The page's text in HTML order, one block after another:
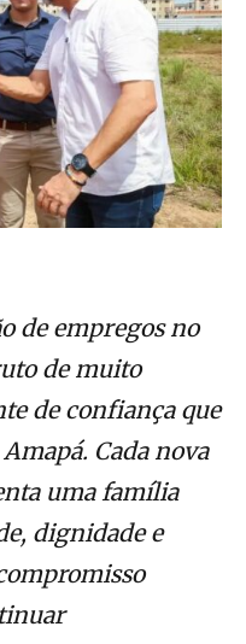
de empregos no
de muito
de confiança que
Cada nova
uma família
dignidade e